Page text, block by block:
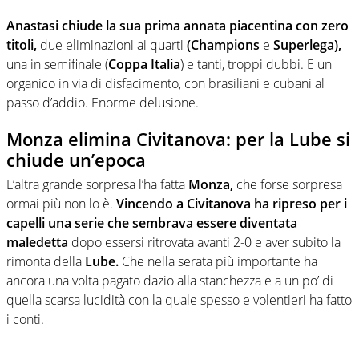
Anastasi chiude la sua prima annata piacentina con zero
titoli, due eliminazioni ai quarti (Champions e Superlega),
una in semifinale (Coppa Italia) e tanti, troppi dubbi. E un
organico in via di disfacimento, con brasiliani e cubani al
passo d’addio. Enorme delusione.
Monza elimina Civitanova: per la Lube si
chiude un’epoca
L’altra grande sorpresa l’ha fatta Monza, che forse sorpresa
ormai più non lo è. Vincendo a Civitanova ha ripreso per i
capelli una serie che sembrava essere diventata
maledetta dopo essersi ritrovata avanti 2-0 e aver subito la
rimonta della Lube. Che nella serata più importante ha
ancora una volta pagato dazio alla stanchezza e a un po’ di
quella scarsa lucidità con la quale spesso e volentieri ha fatto
i conti.